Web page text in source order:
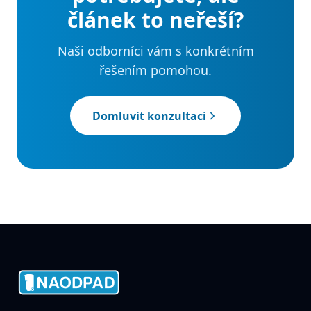
článek to neřeší?
Naši odborníci vám s konkrétním
řešením pomohou.
Domluvit konzultaci